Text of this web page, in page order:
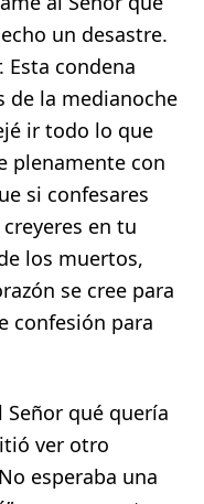
un desastre.
Esta condena
de la medianoche
ir todo lo que
plenamente con
si confesares
en tu
los muertos,
se cree para
confesión para
qué quería
ver otro
esperaba una